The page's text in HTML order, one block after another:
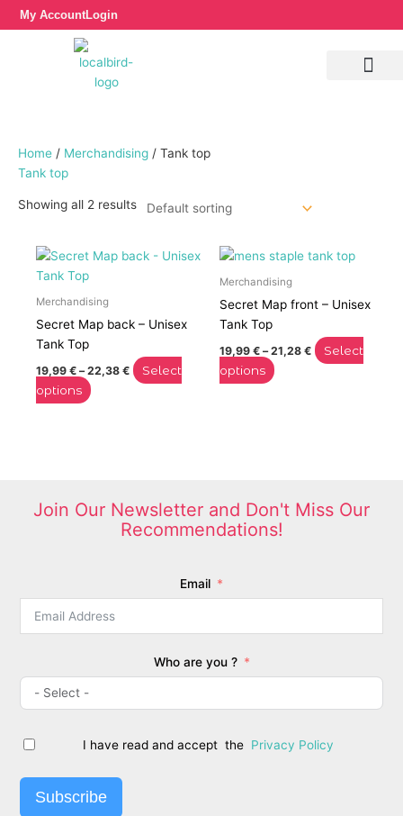
Skip
to
My AccountLogin
Home / Merchandising / Tank top
Tank top
Showing all 2 results
Merchandising
Secret Map back – Unisex
Tank Top
19,99 € – 22,38 €
Price
Select
options
This
has
variants.
options
may
page
Merchandising
Secret Map front – Unisex
Tank Top
19,99 € – 21,28 €
Price
21,28 €
Select
options
This
product
multiple
variants.
The
options
page
Join Our Newsletter and Don't Miss Our
Recommendations!
Email
Who are you ?
I have read and accept the Privacy Policy
Subscribe